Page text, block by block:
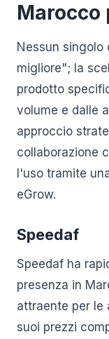
Marocco
Nessun singolo
migliore"; la
prodotto
volume e dalle
approccio
collaborazione
l'uso tramite
eGrow.
Speedaf
Speedaf ha
presenza in
attraente per le
suoi prezzi